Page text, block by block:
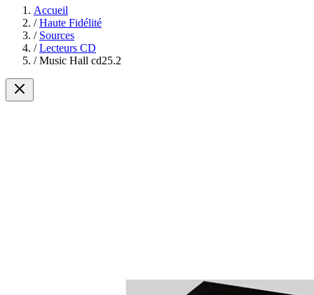
Accueil
/ Haute Fidélité
/ Sources
/ Lecteurs CD
/ Music Hall cd25.2